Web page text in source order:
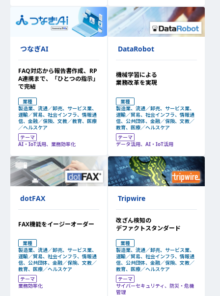
つなぎAI
FAQ対応から報告書作成、RP
A連携まで、「ひとつの指示」
で完結
業種
製造業、流通／卸売、サービス業、
運輸／貿易、社会インフラ、情報通
信、金融／保険、文教／教育、医療
／ヘルスケア
テーマ
AI・IoT活用、業務効率化
DataRobot
機械学習による
業務改革を実現
業種
製造業、流通／卸売、サービス業、
運輸／貿易、社会インフラ、情報通
信、公共団体、金融／保険、文教／
教育、医療／ヘルスケア
テーマ
データ活用、AI・IoT活用
dotFAX
FAX機能をイージーオーダー
業種
製造業、流通／卸売、サービス業、
運輸／貿易、社会インフラ、情報通
信、公共団体、金融／保険、文教／
教育、医療／ヘルスケア
テーマ
業務効率化
Tripwire
改ざん検知の
デファクトスタンダード
業種
製造業、流通／卸売、サービス業、
運輸／貿易、社会インフラ、情報通
信、公共団体、金融／保険、文教／
教育、医療／ヘルスケア
テーマ
サイバーセキュリティ、防災・危機
管理